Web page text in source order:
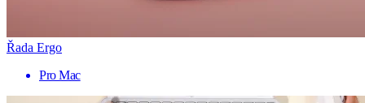
Řada Ergo
Pro Mac